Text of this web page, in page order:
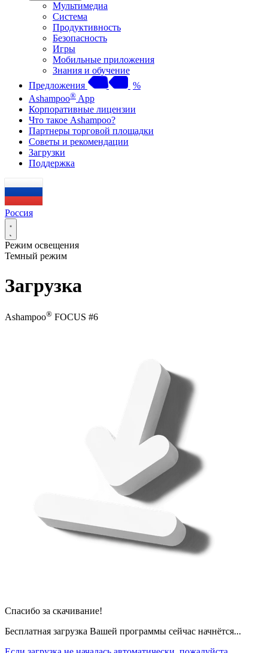
Мультимедиа
Система
Продуктивность
Безопасность
Игры
Мобильные приложения
Знания и обучение
Предложения
%
Ashampoo® App
Корпоративные лицензии
Что такое Ashampoo?
Партнеры торговой площадки
Советы и рекомендации
Загрузки
Поддержка
Россия
Режим освещения
Темный режим
Загрузка
Ashampoo® FOCUS #6
Спасибо за скачивание!
Бесплатная загрузка Вашей программы сейчас начнётся...